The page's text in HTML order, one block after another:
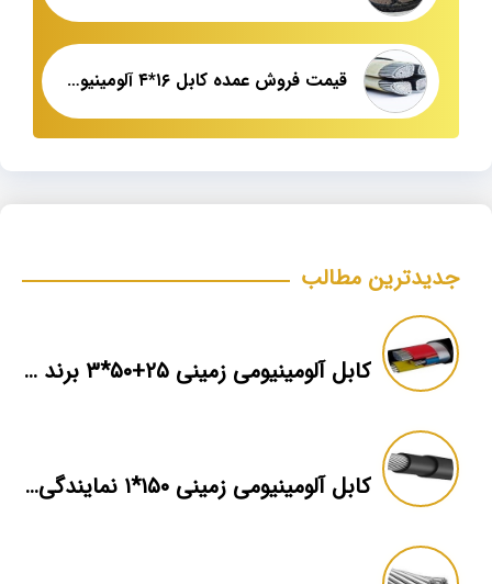
قیمت فروش عمده کابل ۱۶*۴ آلومینیومی زمینی سه فاز
جدیدترین مطالب
کابل آلومینیومی زمینی ۲۵+۵۰*۳ برند ماهان
کابل آلومینیومی زمینی ۱۵۰*۱ نمایندگی فروش